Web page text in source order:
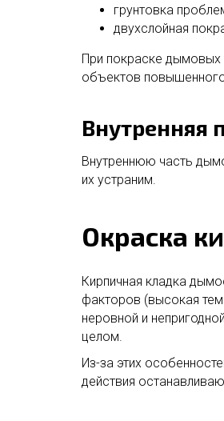
грунтовка
двухслойная
При покраске дымовых
объектов
Внутренняя
Внутреннюю часть
их устраним.
Окраска
Кирпичная кладка
факторов (высокая
неровной и
целом.
Из-за этих
действия